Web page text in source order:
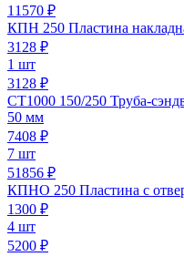
11570 ₽
КПН 250 Пластина
3128 ₽
1 шт
3128 ₽
СТ1000 150/250 Труба-
50 мм
7408 ₽
7 шт
51856 ₽
КПНО 250 Пластина с
1300 ₽
4 шт
5200 ₽